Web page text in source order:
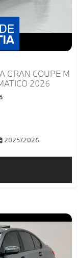
GRAN COUPE M
2026
2025/2026